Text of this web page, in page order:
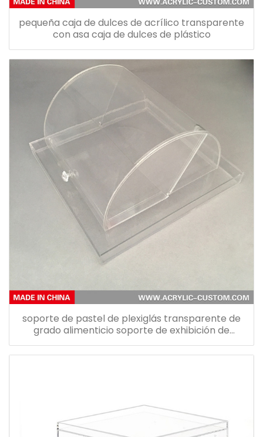
pequeña caja de dulces de acrílico transparente
con asa caja de dulces de plástico
soporte de pastel de plexiglás transparente de
grado alimenticio soporte de exhibición de
pastelería cajas de presentación de alimentos de
acrílico